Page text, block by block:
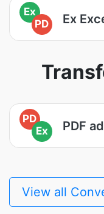
Ex
PD
Ex
PD
Ex
PDF
View all